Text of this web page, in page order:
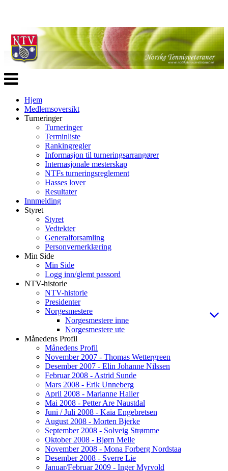
Veksle
navigasjon
Hjem
Medlemsoversikt
Turneringer
Turneringer
Terminliste
Rankingregler
Informasjon til turneringsarrangører
Internasjonale mesterskap
NTFs turneringsreglement
Hasses lover
Resultater
Innmelding
Styret
Styret
Vedtekter
Generalforsamling
Personvernerklæring
Min Side
Min Side
Logg inn/glemt passord
NTV-historie
NTV-historie
Presidenter
Norgesmestere
Norgesmestere inne
Norgesmestere ute
Månedens Profil
Månedens Profil
November 2007 - Thomas Wettergreen
Desember 2007 - Elin Johanne Nilssen
Februar 2008 - Astrid Sunde
Mars 2008 - Erik Unneberg
April 2008 - Marianne Haller
Mai 2008 - Petter Are Naustdal
Juni / Juli 2008 - Kaia Engebretsen
August 2008 - Morten Bjerke
September 2008 - Solveig Strømme
Oktober 2008 - Bjørn Melle
November 2008 - Mona Forberg Nordstaa
Desember 2008 - Sverre Lie
Januar/Februar 2009 - Inger Myrvold